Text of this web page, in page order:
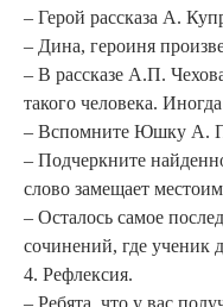
– Герой рассказа А.
– Дина, героиня
– В рассказе А.П.
такого человека.
– Вспомните Юшку А.
– Подчеркните
слово замещает
– Осталось самое
сочинений, где ученик
4. Рефлексия.
– Ребята, что у вас